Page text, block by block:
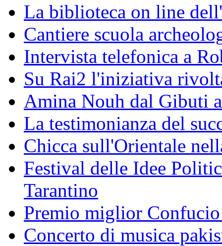
La biblioteca on line
Cantiere scuola
Intervista telefonica a
Su Rai2 l'iniziativa
Amina Nouh dal Gibuti
La testimonianza del
Chicca sull'Orientale
Festival delle Idee
Tarantino
Premio miglior
Concerto di musica